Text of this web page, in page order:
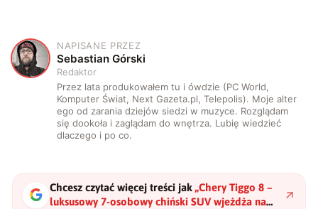
S
NAPISANE PRZEZ
Sebastian Górski
Redaktor
Przez lata produkowałem tu i ówdzie (PC World,
Komputer Świat, Next Gazeta.pl, Telepolis). Moje alter
ego od zarania dziejów siedzi w muzyce. Rozglądam
się dookoła i zaglądam do wnętrza. Lubię wiedzieć
dlaczego i po co.
Chcesz czytać więcej treści jak „Chery Tiggo 8 –
luksusowy 7-osobowy chiński SUV wjeżdża na